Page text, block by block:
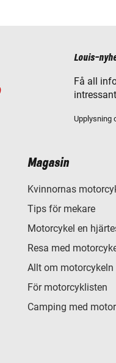
Louis-
Få all
Upplysning
Magasin
Kvinnornas
Tips för mekare
Motorcykel en
Resa med
Allt om motorcykeln
För motorcyklisten
Camping med